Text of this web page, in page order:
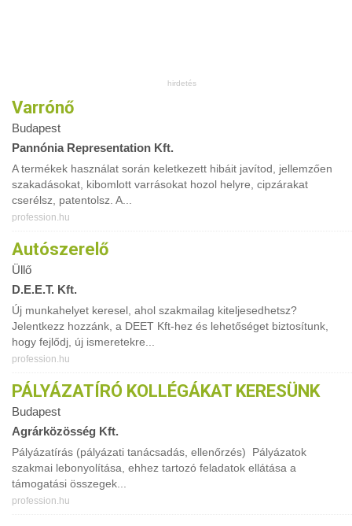
Varrónő
Budapest
Pannónia Representation Kft.
A termékek használat során keletkezett hibáit javítod, jellemzően
szakadásokat, kibomlott varrásokat hozol helyre, cipzárakat
cserélsz, patentolsz. A...
profession.hu
Autószerelő
Üllő
D.E.E.T. Kft.
Új munkahelyet keresel, ahol szakmailag kiteljesedhetsz?
Jelentkezz hozzánk, a DEET Kft-hez és lehetőséget biztosítunk,
hogy fejlődj, új ismeretekre...
profession.hu
PÁLYÁZATÍRÓ KOLLÉGÁKAT KERESÜNK
Budapest
Agrárközösség Kft.
Pályázatírás (pályázati tanácsadás, ellenőrzés) Pályázatok
szakmai lebonyolítása, ehhez tartozó feladatok ellátása a
támogatási összegek...
profession.hu